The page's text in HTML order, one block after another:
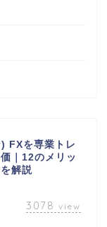
FXを専業トレ
｜12のメリッ
解説
3078 view